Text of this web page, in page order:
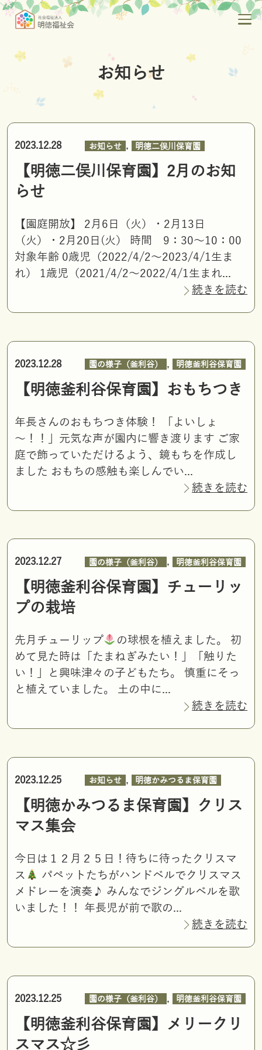
お知らせ
2023.12.28 お知らせ , 明徳二俣川保育園
【明徳二俣川保育園】2月のお知
らせ
【園庭開放】 2月6日（火）・2月13日
（火）・2月20日(火） 時間 9：30～10：00
対象年齢 0歳児（2022/4/2～2023/4/1生ま
れ） 1歳児（2021/4/2～2022/4/1生まれ...
続きを読む
2023.12.28 園の様子（釜利谷） , 明徳釜利谷保育園
【明徳釜利谷保育園】おもちつき
年長さんのおもちつき体験！ 「よいしょ
～！！」元気な声が園内に響き渡ります ご家
庭で飾っていただけるよう、鏡もちを作成し
ました おもちの感触も楽しんでい...
続きを読む
2023.12.27 園の様子（釜利谷） , 明徳釜利谷保育園
【明徳釜利谷保育園】チューリッ
プの栽培
先月チューリップ
の球根を植えました。 初
めて見た時は「たまねぎみたい！」「触りた
い！」と興味津々の子どもたち。 慎重にそっ
と植えていました。 土の中に...
続きを読む
2023.12.25 お知らせ , 明徳かみつるま保育園
【明徳かみつるま保育園】クリス
マス集会
今日は１２月２５日！待ちに待ったクリスマ
ス
パペットたちがハンドベルでクリスマス
メドレーを演奏♪ みんなでジングルベルを歌
いました！！ 年長児が前で歌の...
続きを読む
2023.12.25 園の様子（釜利谷） , 明徳釜利谷保育園
【明徳釜利谷保育園】メリークリ
スマス☆彡